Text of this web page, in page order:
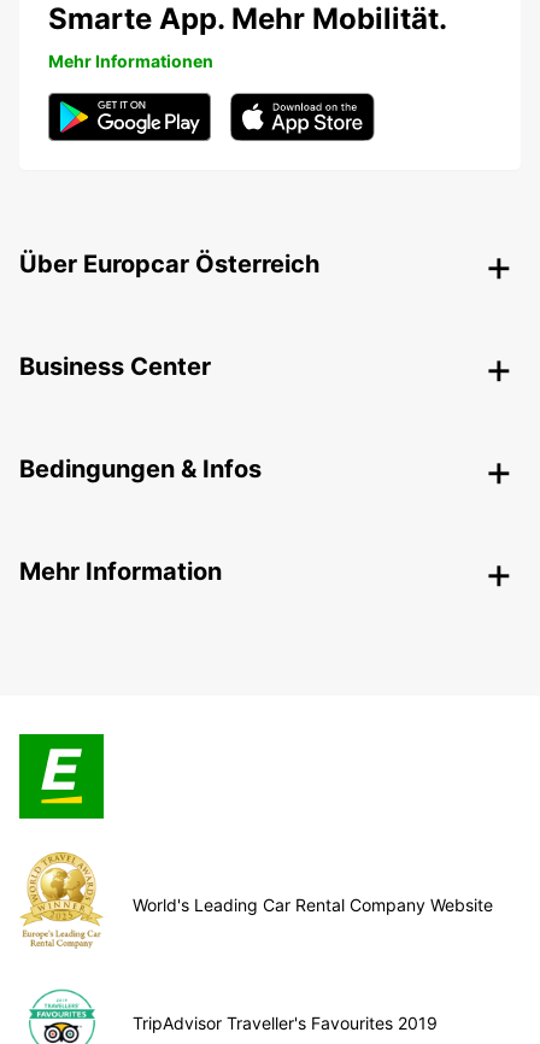
Smarte App. Mehr Mobilität.
Mehr Informationen
Über Europcar Österreich
Business Center
Bedingungen & Infos
Mehr Information
World's Leading Car Rental Company Website
TripAdvisor Traveller's Favourites 2019